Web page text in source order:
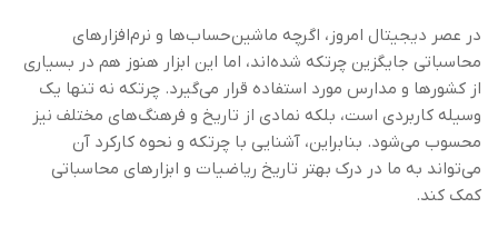
در عصر دیجیتال امروز، اگرچه ماشین‌حساب‌ها و نرم‌افزارهای
محاسباتی جایگزین چرتکه شده‌اند، اما این ابزار هنوز هم در بسیاری
از کشورها و مدارس مورد استفاده قرار می‌گیرد. چرتکه نه تنها یک
وسیله کاربردی است، بلکه نمادی از تاریخ و فرهنگ‌های مختلف نیز
محسوب می‌شود. بنابراین، آشنایی با چرتکه و نحوه کارکرد آن
می‌تواند به ما در درک بهتر تاریخ ریاضیات و ابزارهای محاسباتی
کمک کند.